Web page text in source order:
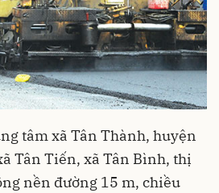
tâm xã Tân Thành, huyện
Tân Tiến, xã Tân Bình, thị
nền đường 15 m, chiều